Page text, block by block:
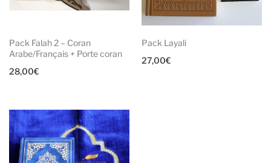
Pack Falah 2 – Coran
Arabe/Français + Porte coran
28,00€
Pack Layali
27,00€